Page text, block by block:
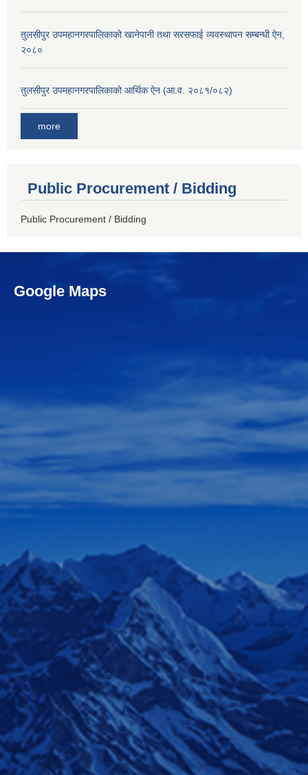
तुलसीपुर उपमहानगरपालिकाको खानेपानी तथा सरसफाई व्यवस्थापन सम्बन्धी ऐन,
२०८०
तुलसीपुर उपमहानगरपालिकाको आर्थिक ऐन (आ.व. २०८१/०८२)
more
Public Procurement / Bidding
Public Procurement / Bidding
Google Maps